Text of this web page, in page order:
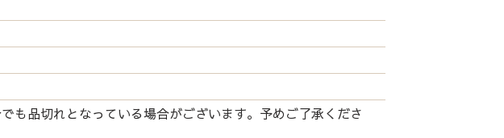
も品切れとなっている場合がございます。予めご了承くださ